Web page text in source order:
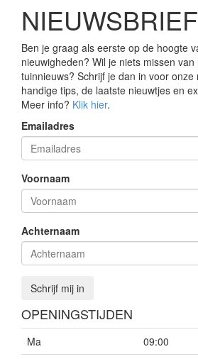
NIEUWSBRIEF
Ben je graag als eerste op de hoogte
nieuwigheden? Wil je niets missen
tuinnieuws? Schrijf je dan in voor onze
handige tips, de laatste nieuwtjes en
Meer info? Klik hier.
Emailadres
Voornaam
Achternaam
Schrijf mij in
OPENINGSTIJDEN
Ma 09:00